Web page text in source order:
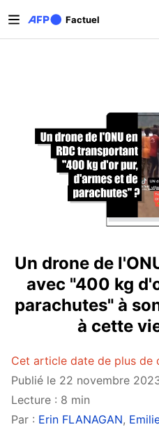
Factuel
Onglets principaux
Un drone de
avec "400 kg
parachutes" à
à cette
Cet article date de plus de
Publié le 22 novembre
Lecture : 8 min
Par : Erin FLANAGAN,